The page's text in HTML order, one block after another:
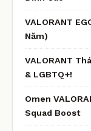
VALORANT
Năm)
VALORANT
& LGBTQ+!
Omen
Squad Boost